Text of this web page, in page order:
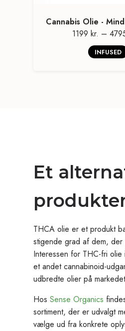
Cannabis Olie -
1199 kr. –
INFUSED
Et
THCA olie er et produkt
stigende grad af dem, der
Interessen for THC-fri
et andet cannabinoid-
udbredte olier på
Hos Sense Organics
sortiment, der er udvalgt
vælge ud fra konkrete